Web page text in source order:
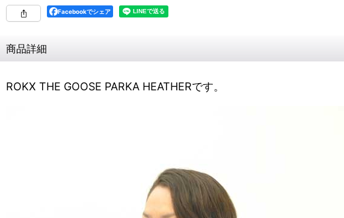
Facebookでシェア
商品詳細
ROKX THE GOOSE PARKA HEATHERです。